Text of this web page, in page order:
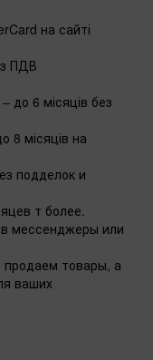
на сайті
ПДВ
до 6 місяців без
8 місяців на
подделок и
т более.
в мессенджеры или
товары, а
ваших